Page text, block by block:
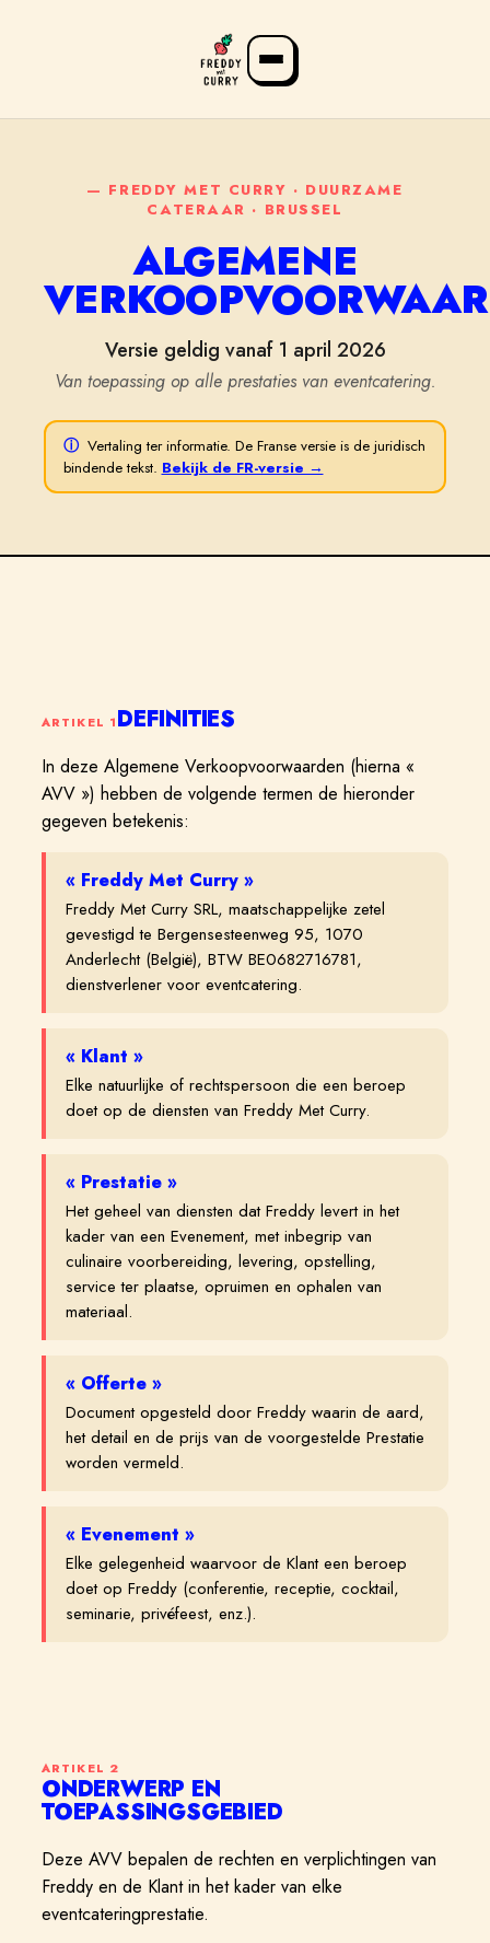
FR NL EN
— FREDDY MET CURRY · DUURZAME
CATERAAR · BRUSSEL
ALGEMENE
Versie geldig vanaf 1 april 2026
Van toepassing op alle prestaties van eventcatering.
ⓘ Vertaling ter informatie. De Franse versie is de juridisch
bindende tekst. Bekijk de FR-versie →
ARTIKEL 1DEFINITIES
In deze Algemene Verkoopvoorwaarden (hierna «
AVV ») hebben de volgende termen de hieronder
gegeven betekenis:
« Freddy Met Curry »
Freddy Met Curry SRL, maatschappelijke zetel
gevestigd te Bergensesteenweg 95, 1070
Anderlecht (België), BTW BE0682716781,
dienstverlener voor eventcatering.
« Klant »
Elke natuurlijke of rechtspersoon die een beroep
doet op de diensten van Freddy Met Curry.
« Prestatie »
Het geheel van diensten dat Freddy levert in het
kader van een Evenement, met inbegrip van
culinaire voorbereiding, levering, opstelling,
service ter plaatse, opruimen en ophalen van
materiaal.
« Offerte »
Document opgesteld door Freddy waarin de aard,
het detail en de prijs van de voorgestelde Prestatie
worden vermeld.
« Evenement »
Elke gelegenheid waarvoor de Klant een beroep
doet op Freddy (conferentie, receptie, cocktail,
seminarie, privéfeest, enz.).
ARTIKEL 2
ONDERWERP EN
TOEPASSINGSGEBIED
Deze AVV bepalen de rechten en verplichtingen van
Freddy en de Klant in het kader van elke
eventcateringprestatie.